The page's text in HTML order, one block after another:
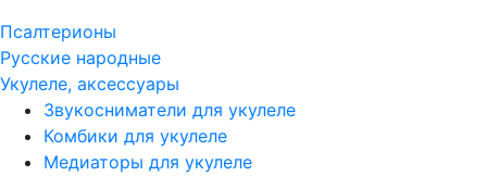
Псалтерионы
Русские народные
Укулеле, аксессуары
Звукосниматели для укулеле
Комбики для укулеле
Медиаторы для укулеле